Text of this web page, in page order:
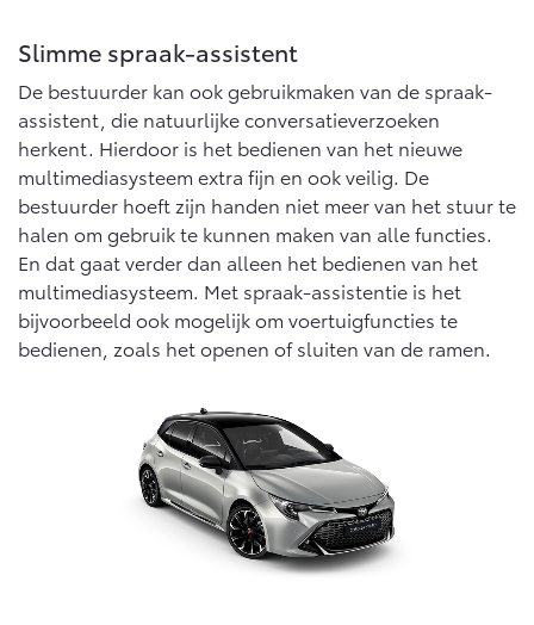
Proace (excl. BTW)
OOK ALS BATTERIJ-
ELEKTRISCH
Vanaf € 37.500,-
Proace Verso
BATTERIJ-ELEKTRISCH
Vanaf € 55.950,-
OOK ALS BATTERIJ-
ELEKTRISCH
Vanaf € 56.570,-
Slimme spraak-assistent
De bestuurder kan ook gebruikmaken van de spraak-
assistent, die natuurlijke conversatieverzoeken
herkent. Hierdoor is het bedienen van het nieuwe
multimediasysteem extra fijn en ook veilig. De
bestuurder hoeft zijn handen niet meer van het stuur te
halen om gebruik te kunnen maken van alle functies.
En dat gaat verder dan alleen het bedienen van het
multimediasysteem. Met spraak-assistentie is het
bijvoorbeeld ook mogelijk om voertuigfuncties te
bedienen, zoals het openen of sluiten van de ramen.